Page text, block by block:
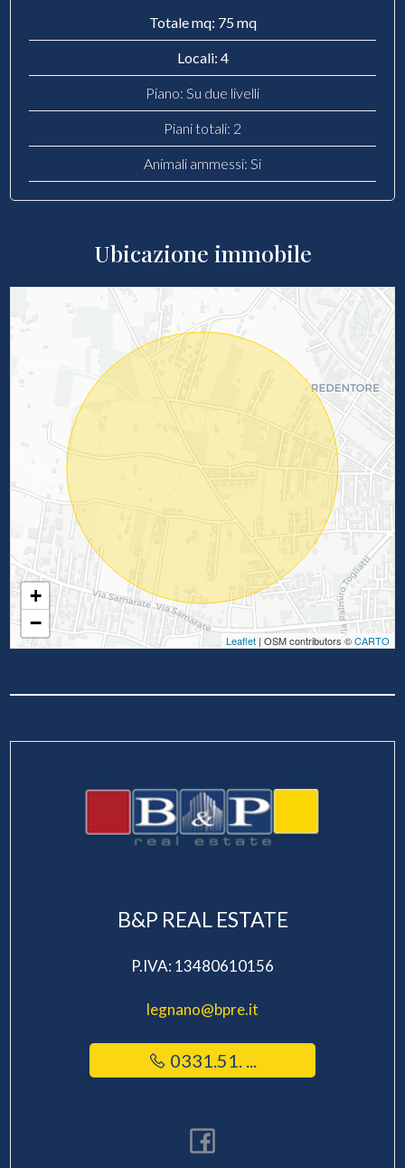
Totale mq: 75 mq
Locali: 4
Piano: Su due livelli
Piani totali: 2
Animali ammessi: Si
Ubicazione immobile
+
−
Leaflet| OSM contributors ©CARTO
B&P REAL ESTATE
P.IVA: 13480610156
legnano@bpre.it
0331.51. ...